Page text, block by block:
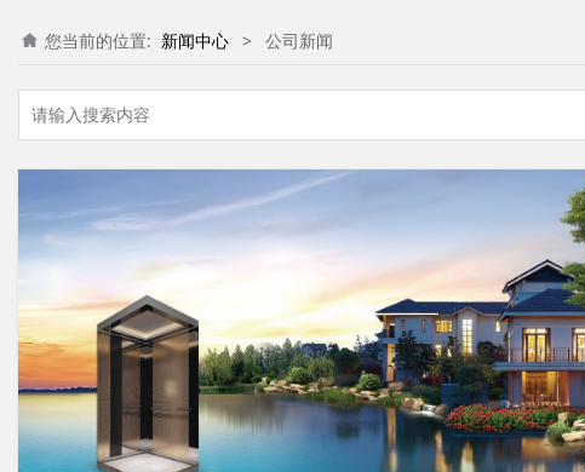
您当前的位置: 新闻中心 > 公司新闻